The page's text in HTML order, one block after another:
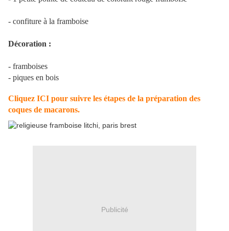
- confiture à la framboise
Décoration :
- framboises
- piques en bois
Cliquez ICI pour suivre les étapes de la préparation des
coques de macarons.
Publicité